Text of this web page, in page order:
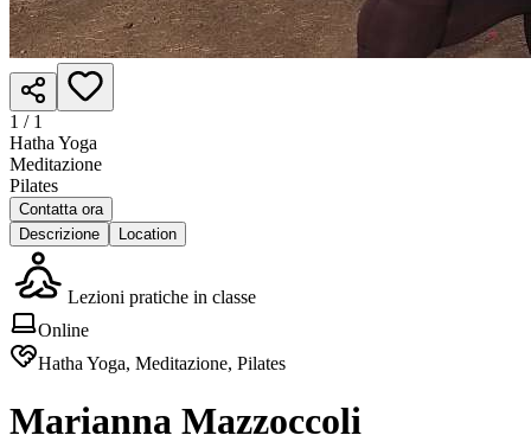
1 / 1
Hatha Yoga
Meditazione
Pilates
Contatta ora
Descrizione
Location
Lezioni pratiche in classe
Online
Hatha Yoga, Meditazione, Pilates
Marianna Mazzoccoli